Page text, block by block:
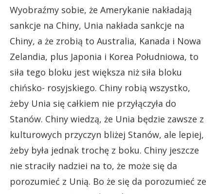
Wyobraźmy sobie, że Amerykanie nakładają
sankcje na Chiny, Unia nakłada sankcje na
Chiny, a że zrobią to Australia, Kanada i Nowa
Zelandia, plus Japonia i Korea Południowa, to
siła tego bloku jest większa niż siła bloku
chińsko- rosyjskiego. Chiny robią wszystko,
żeby Unia się całkiem nie przyłączyła do
Stanów. Chiny wiedzą, że Unia będzie zawsze z
kulturowych przyczyn bliżej Stanów, ale lepiej,
żeby była jednak trochę z boku. Chiny jeszcze
nie straciły nadziei na to, że może się da
porozumieć z Unią. Bo że się da porozumieć ze